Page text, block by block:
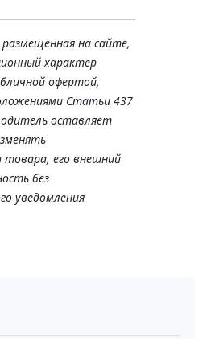
на сайте,
характер
офертой,
Статьи 437
оставляет
товара, его внешний
без
уведомления